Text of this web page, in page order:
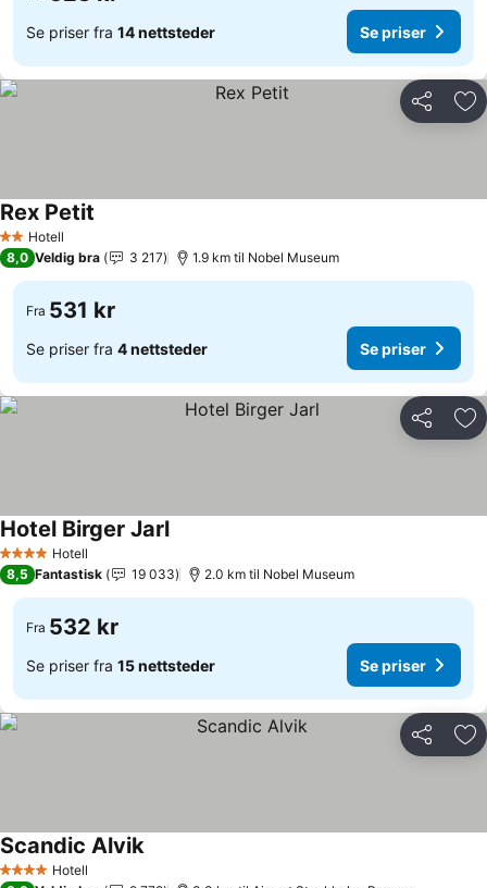
Se priser fra 14 nettsteder Se priser
Del
2 Stjerner
Hotell
Rex Petit
8,0 Veldig bra 3 217 1.9 km til Nobel Museum
Fra 531 kr
Se priser fra 4 nettsteder Se priser
Del
4 StjernerHotell
Hotel Birger JarlSe priser
8,5 Fantastisk 19 033 2.0 km til Nobel Museum
Fra 532 kr
Se priser fra 15 nettsteder Se priser
Del
4 StjernerHotell
Scandic AlvikSe priser